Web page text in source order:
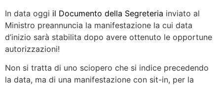
In data oggi il Documento della Segreteria inviato al
Ministro preannuncia la manifestazione la cui data
d’inizio sarà stabilita dopo avere ottenuto le opportune
autorizzazioni!
Non si tratta di uno sciopero che si indice precedendo
la data, ma di una manifestazione con sit-in, per la